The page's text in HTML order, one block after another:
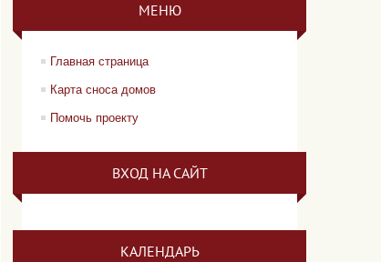
МЕНЮ
Главная страница
Карта сноса домов
Помочь проекту
ВХОД НА САЙТ
КАЛЕНДАРЬ